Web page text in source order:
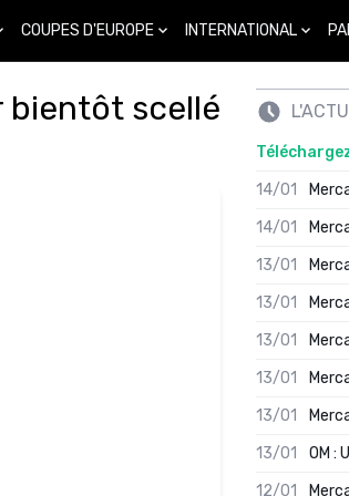
COUPES D'EUROPE INTERNATIONAL
bientôt scellé
14/01
14/01
13/01
13/01
13/01
13/01
13/01
13/01
OM :
12/01